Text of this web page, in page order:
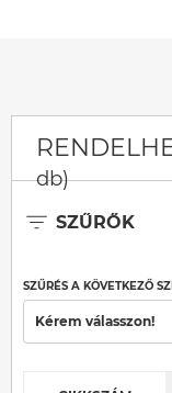
db)
SZŰRŐK
SZŰRÉS A KÖVETKEZŐ
Kérem válasszon!